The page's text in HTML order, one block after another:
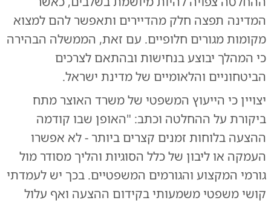
המדינה תפצה חלק מהדיירים ותאפשר להם למצוא
מקומות מגורים חלופיים. עם זאת, הממשלה הבהירה
כי המהלך יבוצע בנחישות ובהתאם לצרכים
הביטחוניים והלאומיים של מדינת ישראל.
יצויין כי הייעוץ המשפטי של משרד האוצר מתח
ביקורת על ההחלטה וכתב: "האופן שבו קודמה
ההצעה בלוחות זמנים קצרים ביותר - לא אפשרו
העמקה או ליבון של כלל הסוגיות והליך מסודר מול
גורמי המקצוע והגורמים המשפטיים. בכך יש לעמדתי
קושי משפטי משמעותי בקידום ההצעה ואף עלול